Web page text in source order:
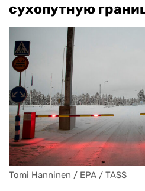
сухопутную
Tomi Hanninen / EPA / TASS